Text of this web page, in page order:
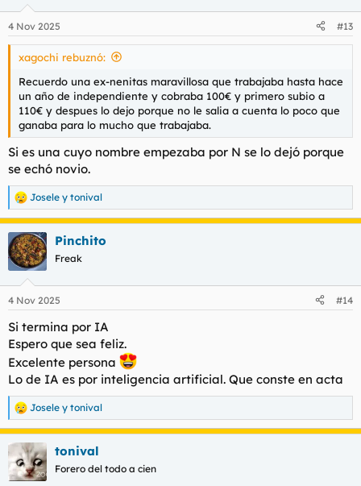
e
s
4 Nov 2025 #13
xagochi rebuznó:
Recuerdo una ex-nenitas maravillosa que trabajaba hasta hace
un año de independiente y cobraba 100€ y primero subio a
110€ y despues lo dejo porque no le salia a cuenta lo poco que
ganaba para lo mucho que trabajaba.
Si es una cuyo nombre empezaba por N se lo dejó porque
se echó novio.
R
e
a
c
c
i
e
:
Josele y tonival
Pinchito
Freak
4 Nov 2025 #14
Si termina por IA
Espero que sea feliz.
Excelente persona
Lo de IA es por inteligencia artificial. Que conste en acta
R
e
a
c
i
Josele y tonival
tonival
Forero del todo a cien